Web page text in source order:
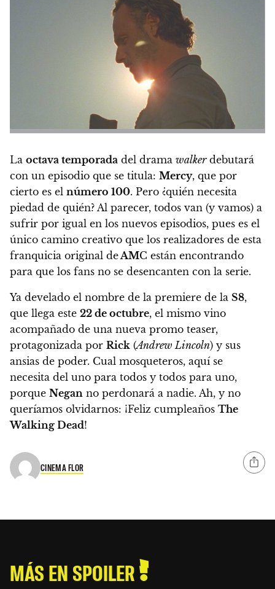
La octava temporada del drama walkerdebutará
con un episodio que se titula: Mercy, que por
cierto es el número 100. Pero ¿quién necesita
piedad de quién? Al parecer, todos van (y vamos) a
sufrir por igual en los nuevos episodios, pues es el
único camino creativo que los realizadores de esta
franquicia original deAMC están encontrando
para que los fans no se desencanten con la serie.
Ya develado el nombre de la premiere de la S8,
que llega este 22 de octubre, el mismo vino
acompañado de una nueva promo teaser,
protagonizada por Rick (Andrew Lincoln) y sus
ansias de poder. Cual mosqueteros, aquí se
necesita del uno para todos y todos para uno,
porque Negan no perdonará a nadie. Ah, y no
queríamos olvidarnos: ¡Feliz cumpleaños The
Walking Dead!
CINEMA FLOR
MÁS EN SPOILER